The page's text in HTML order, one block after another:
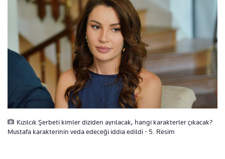
Kızılcık Şerbeti kimler diziden ayrılacak, hangi karakterler çıkacak?
Mustafa karakterinin veda edeceği iddia edildi - 5. Resim